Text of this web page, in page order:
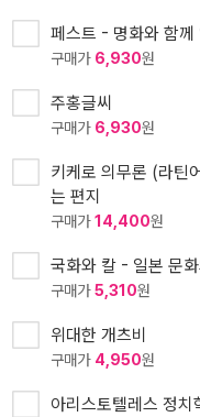
페스트 - 명화와 함께
구매가 6,930원
주홍글씨
구매가 6,930원
키케로 의무론 (라틴
는 편지
구매가14,400원
국화와 칼 - 일본 문
구매가5,310원
위대한 개츠비
구매가 4,950원
아리스토텔레스 정